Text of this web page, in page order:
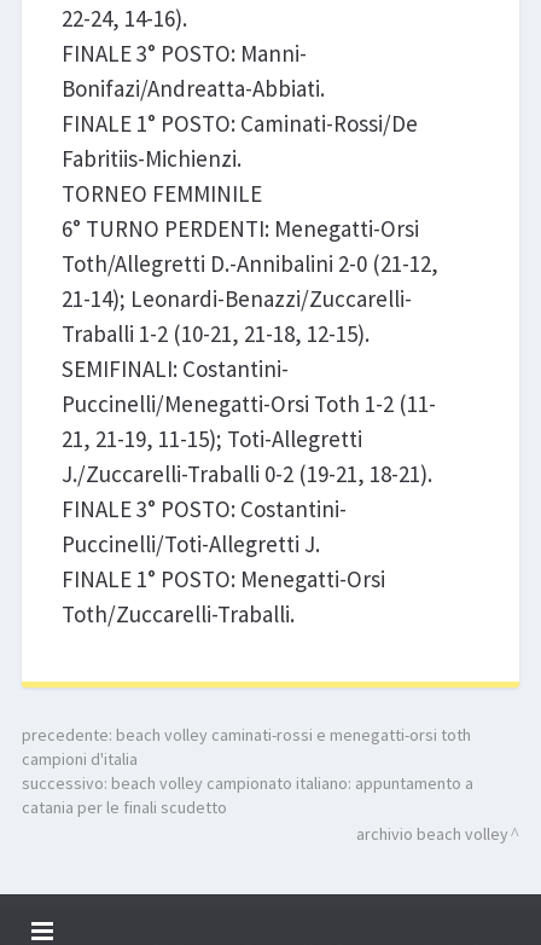
22-24, 14-16).
FINALE 3° POSTO: Manni-
Bonifazi/Andreatta-Abbiati.
FINALE 1° POSTO: Caminati-Rossi/De
Fabritiis-Michienzi.
TORNEO FEMMINILE
6° TURNO PERDENTI: Menegatti-Orsi
Toth/Allegretti D.-Annibalini 2-0 (21-12,
21-14); Leonardi-Benazzi/Zuccarelli-
Traballi 1-2 (10-21, 21-18, 12-15).
SEMIFINALI: Costantini-
Puccinelli/Menegatti-Orsi Toth 1-2 (11-
21, 21-19, 11-15); Toti-Allegretti
J./Zuccarelli-Traballi 0-2 (19-21, 18-21).
FINALE 3° POSTO: Costantini-
Puccinelli/Toti-Allegretti J.
FINALE 1° POSTO: Menegatti-Orsi
Toth/Zuccarelli-Traballi.
precedente: beach volley caminati-rossi e menegatti-orsi toth
campioni d'italia
successivo: beach volley campionato italiano: appuntamento a
catania per le finali scudetto
archivio beach volley